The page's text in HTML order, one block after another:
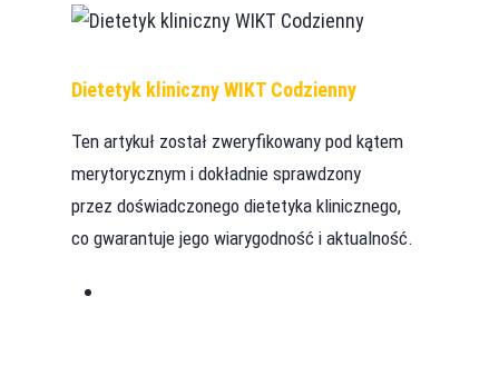
Dietetyk kliniczny WIKT Codzienny
Ten artykuł został zweryfikowany pod kątem
merytorycznym i dokładnie sprawdzony
przez doświadczonego dietetyka klinicznego,
co gwarantuje jego wiarygodność i aktualność.